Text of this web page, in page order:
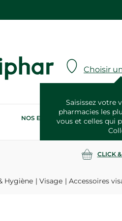
Choisir
Saisissez votre
pharmacies les
vous et celles qui
NOS ENGAGEMENTS
RSE
CLICK
Hygiène Visage Accessoires